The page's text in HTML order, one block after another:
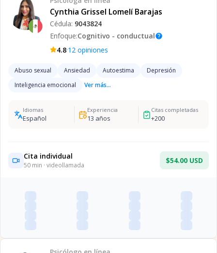
Cynthia Grissel Lomelí Barajas
Cédula: 9043824
Enfoque:Cognitivo - conductualhelp
4.8·12 opiniones
Abuso sexual Ansiedad Autoestima
Depresión
Inteligencia emocional
Ver más...
Idiomas
Español
Experiencia
13 años
Citas completadas
+200
Cita individual
50 min · videollamada
$54.00 USD